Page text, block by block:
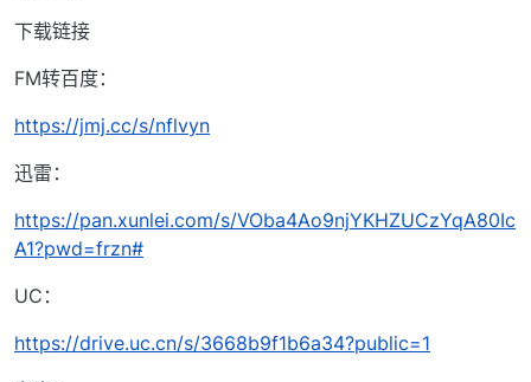
下载链接
FM转百度：
https://jmj.cc/s/nflvyn
迅雷：
https://pan.xunlei.com/s/VOba4Ao9njYKHZUCzYqA80Ic
A1?pwd=frzn#
UC：
https://drive.uc.cn/s/3668b9f1b6a34?public=1